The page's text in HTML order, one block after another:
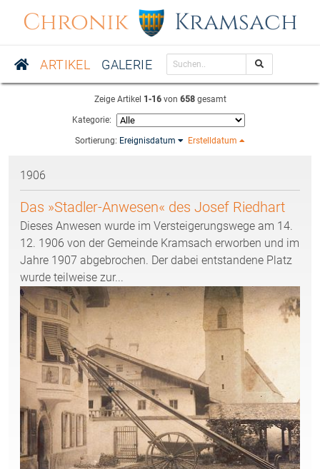
Chronik Kramsach
ARTIKEL GALERIE
Zeige Artikel 1-16von 658gesamt
Kategorie:
Sortierung: Ereignisdatum Erstelldatum
1906
Das »Stadler-Anwesen« des Josef Riedhart
Dieses Anwesen wurde im Versteigerungswege am 14.
12. 1906 von der Gemeinde Kramsach erworben und im
Jahre 1907 abgebrochen. Der dabei entstandene Platz
wurde teilweise zur...